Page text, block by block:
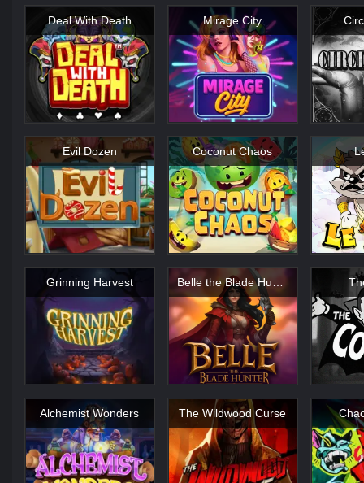
Deal With Death Mirage City
Evil Dozen Coconut Chaos
Grinning Harvest
Alchemist Wonders The Wildwood Curse